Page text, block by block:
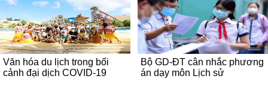
Bộ GD-ĐT cân nhắc phương
án dạy môn Lịch sử
Văn hóa du lịch trong bối
cảnh đại dịch COVID-19